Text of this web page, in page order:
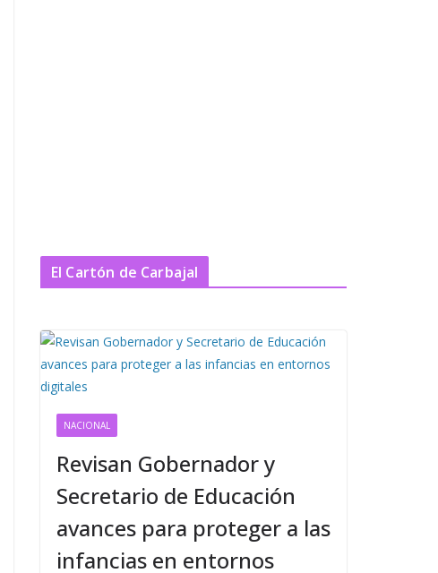
El Cartón de Carbajal
NACIONAL
Revisan Gobernador y
Secretario de Educación
avances para proteger a las
infancias en entornos